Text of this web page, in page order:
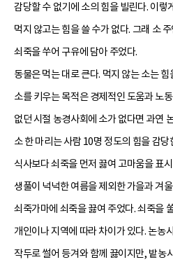
감당할 수 없기에 소의 힘을 빌린다. 이렇
먹지 않고는 힘을 쓸 수가 없다. 그래 소
쇠죽을 쑤어 구유에 담아 주었다.
동물은 먹는 대로 큰다. 먹지 않는 소는
소를 키우는 목적은 경제적인 도움과 노
없던 시절 농경사회에 소가 없다면 과연
소 한 마리는 사람 10명 정도의 힘을 감
식사보다 쇠죽을 먼저 끓여 고마움을 표
생풀이 넉넉한 여름을 제외한 가을과 겨
쇠죽가마에 쇠죽을 끓여 주었다. 쇠죽을
개인이나 지역에 따라 차이가 있다. 논농
작두로 썰어 등겨와 함께 끓이지만, 밭농